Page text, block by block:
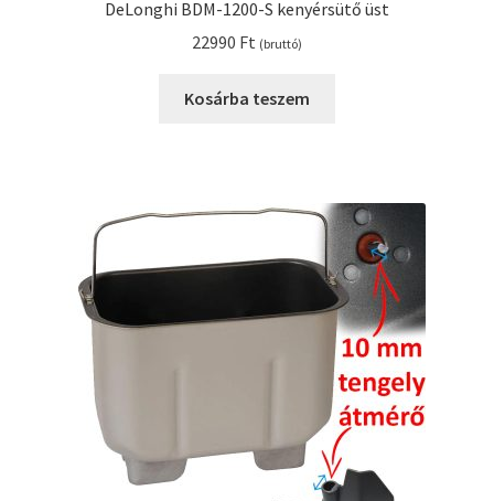
DeLonghi BDM-1200-S kenyérsütő üst
22990 Ft (bruttó)
Kosárba teszem